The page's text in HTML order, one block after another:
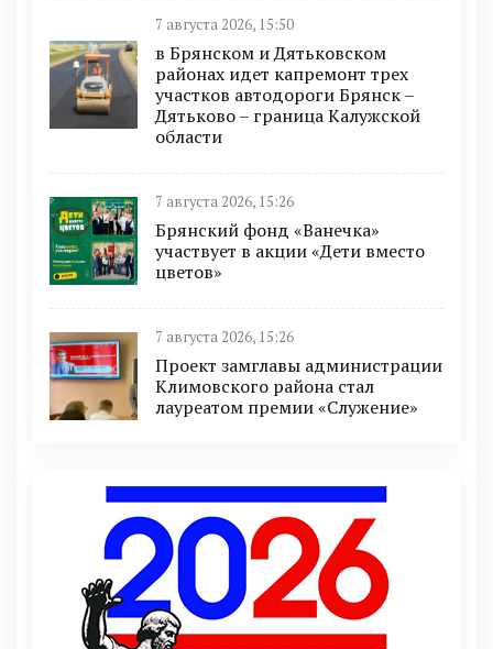
7 августа 2026, 15:50
в Брянском и Дятьковском
районах идет капремонт трех
участков автодороги Брянск –
Дятьково – граница Калужской
области
7 августа 2026, 15:26
Брянский фонд «Ванечка»
участвует в акции «Дети вместо
цветов»
7 августа 2026, 15:26
Проект замглавы администрации
Климовского района стал
лауреатом премии «Служение»